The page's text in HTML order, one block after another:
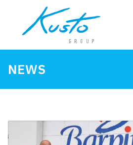
NEWS